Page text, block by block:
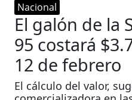
Nacional
El galón de la
95 costará
12 de febrero
El cálculo del valor,